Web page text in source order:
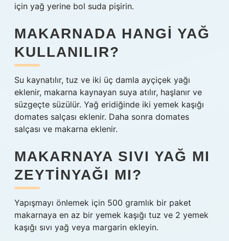
için yağ yerine bol suda pişirin.
MAKARNADA HANGI YAĞ
KULLANILIR?
Su kaynatılır, tuz ve iki üç damla ayçiçek yağı
eklenir, makarna kaynayan suya atılır, haşlanır ve
süzgeçte süzülür. Yağ eridiğinde iki yemek kaşığı
domates salçası eklenir. Daha sonra domates
salçası ve makarna eklenir.
MAKARNAYA SIVI YAĞ MI
ZEYTINYAĞI MI?
Yapışmayı önlemek için 500 gramlık bir paket
makarnaya en az bir yemek kaşığı tuz ve 2 yemek
kaşığı sıvı yağ veya margarin ekleyin.